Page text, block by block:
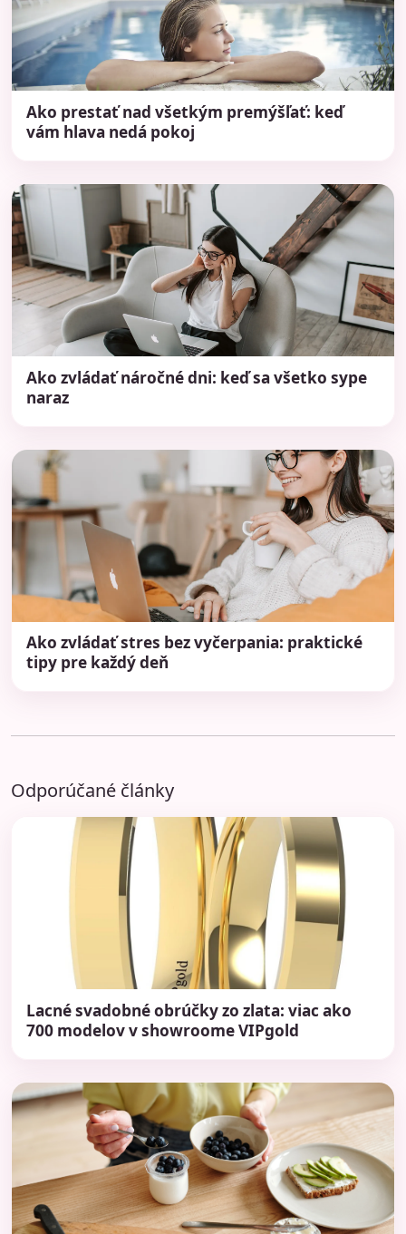
Ako prestať nad všetkým premýšľať: keď
vám hlava nedá pokoj
Ako zvládať náročné dni: keď sa všetko sype
naraz
Ako zvládať stres bez vyčerpania: praktické
tipy pre každý deň
Odporúčané články
Lacné svadobné obrúčky zo zlata: viac ako
700 modelov v showroome VIPgold